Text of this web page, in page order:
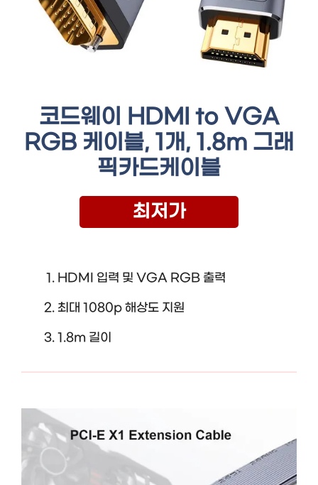
코드웨이 HDMI to VGA
RGB 케이블, 1개, 1.8m 그래
픽카드케이블
최저가
HDMI 입력 및 VGA RGB 출력
최대 1080p 해상도 지원
1.8m 길이